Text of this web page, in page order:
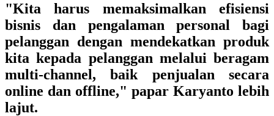
"Kita harus memaksimalkan efisiensi
bisnis dan pengalaman personal bagi
pelanggan dengan mendekatkan produk
kita kepada pelanggan melalui beragam
multi-channel, baik penjualan secara
online dan offline," papar Karyanto lebih
lajut.